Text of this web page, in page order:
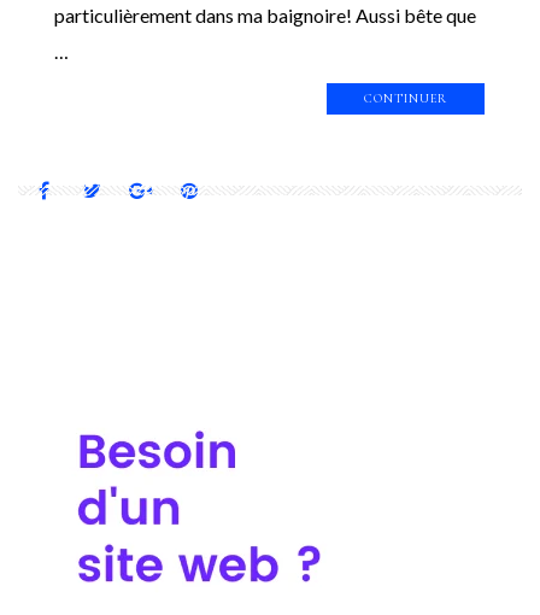
particulièrement dans ma baignoire! Aussi bête que
…
CONTINUER